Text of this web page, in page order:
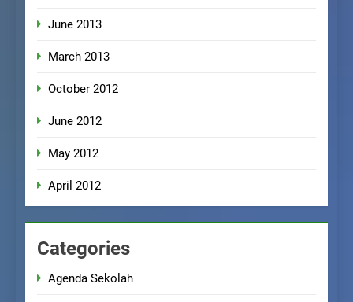
June 2013
March 2013
October 2012
June 2012
May 2012
April 2012
Categories
Agenda Sekolah